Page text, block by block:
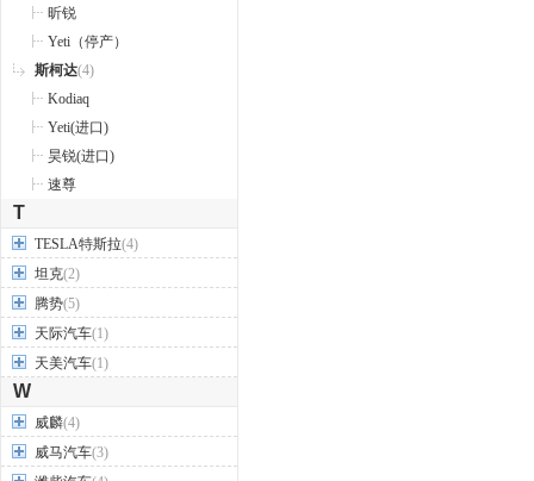
昕锐
Yeti（停产）
斯柯达(4)
Kodiaq
Yeti(进口)
昊锐(进口)
速尊
T
TESLA特斯拉(4)
坦克(2)
腾势(5)
天际汽车(1)
天美汽车(1)
W
威麟(4)
威马汽车(3)